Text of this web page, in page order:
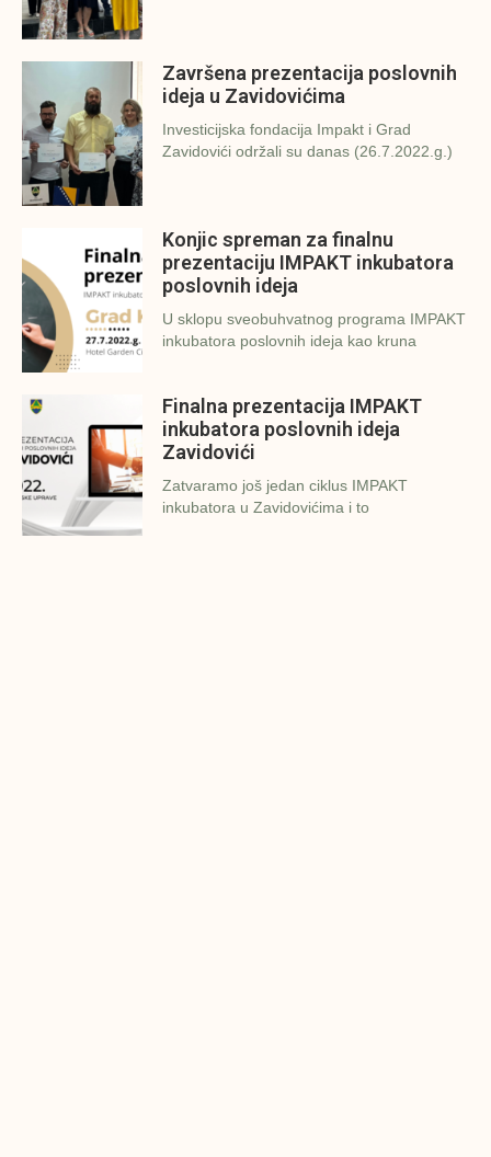
Završena prezentacija poslovnih
ideja u Zavidovićima
Investicijska fondacija Impakt i Grad
Zavidovići održali su danas (26.7.2022.g.)
Konjic spreman za finalnu
prezentaciju IMPAKT inkubatora
poslovnih ideja
U sklopu sveobuhvatnog programa IMPAKT
inkubatora poslovnih ideja kao kruna
Finalna prezentacija IMPAKT
inkubatora poslovnih ideja
Zavidovići
Zatvaramo još jedan ciklus IMPAKT
inkubatora u Zavidovićima i to